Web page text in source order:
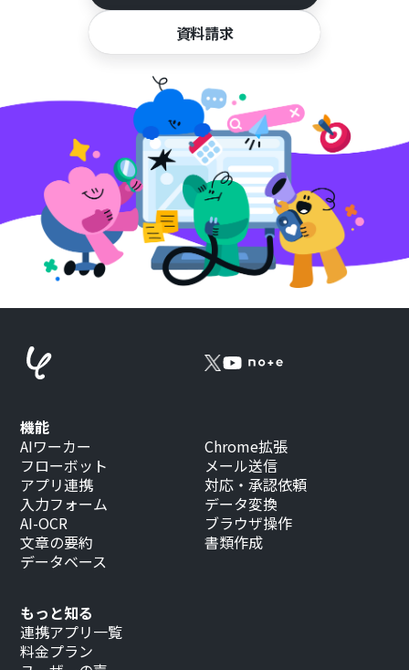
資料請求
もっと知る
連携アプリ一覧
料金プラン
機能
AIワーカー
フローボット
アプリ連携
入力フォーム
AI-OCR
文章の要約
データベース
Chrome拡張
メール送信
対応・承認依頼
データ変換
ブラウザ操作
書類作成